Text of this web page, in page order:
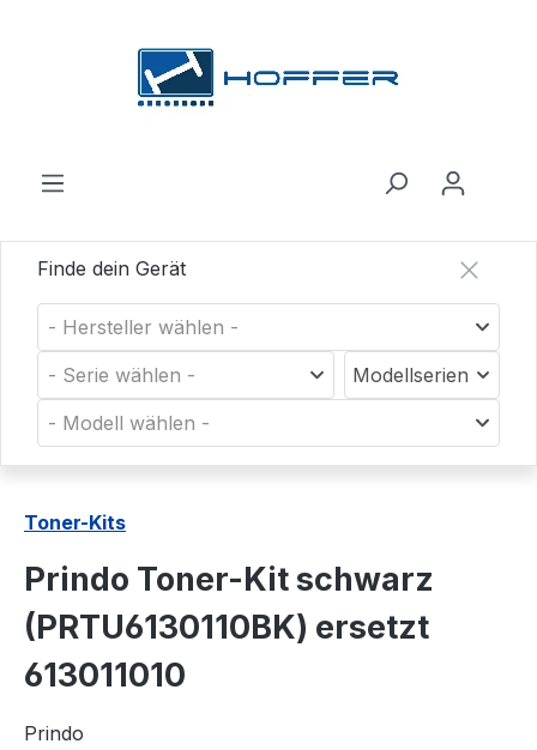
Finde dein Gerät
- Hersteller wählen -
- Serie wählen -
Modellserien
- Modell wählen -
Toner-Kits
Prindo Toner-Kit schwarz
(PRTU6130110BK) ersetzt
613011010
Prindo